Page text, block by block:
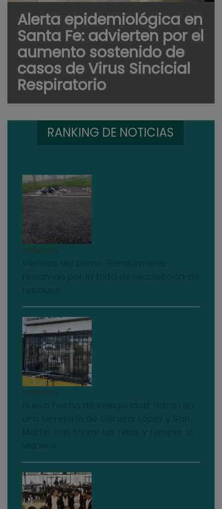
Alerta epidemiológica en
Santa Fe: advierten por el
aumento sostenido de
casos de Virus Sincicial
Respiratorio
RANKING DE NOTICIAS
05/08/2026
07/08/2026